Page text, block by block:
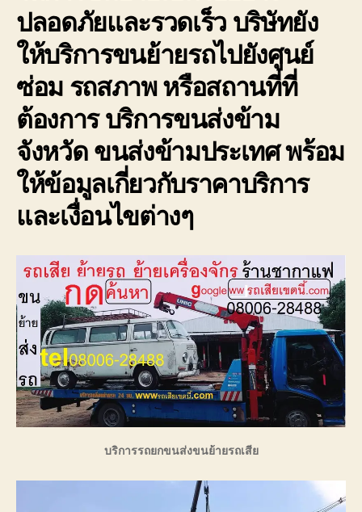
ปลอดภัยและรวดเร็ว บริษัทยัง
ให้บริการขนย้ายรถไปยังศูนย์
ซ่อม รถสภาพ หรือสถานที่ที่
ต้องการ บริการขนส่งข้าม
จังหวัด ขนส่งข้ามประเทศ พร้อม
ให้ข้อมูลเกี่ยวกับราคาบริการ
และเงื่อนไขต่างๆ
บริการรถยกขนส่งขนย้ายรถเสีย